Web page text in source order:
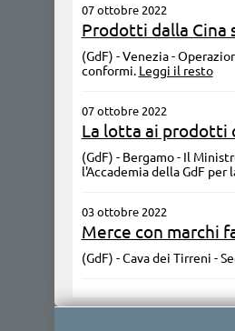
07 ottobre 2022
Prodotti dalla Cina
(GdF) - Venezia -
conformi. Leggi il resto
07 ottobre 2022
La lotta ai prodotti
(GdF) - Bergamo - Il
l'Accademia della GdF
03 ottobre 2022
Merce con marchi
(GdF) - Cava dei Tirreni -